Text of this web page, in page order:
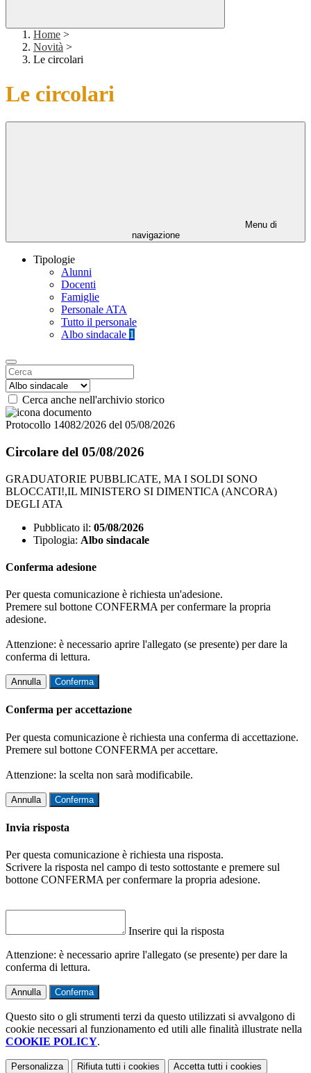
Home >
Novità >
Le circolari
Le circolari
Menu di
navigazione
Tipologie
Alunni
Docenti
Famiglie
Personale ATA
Tutto il personale
Albo sindacale 1
Cerca anche nell'archivio storico
Protocollo 14082/2026 del 05/08/2026
Circolare del 05/08/2026
GRADUATORIE PUBBLICATE, MA I SOLDI SONO
BLOCCATI!,IL MINISTERO SI DIMENTICA (ANCORA)
DEGLI ATA
Pubblicato il: 05/08/2026
Tipologia: Albo sindacale
Conferma adesione
Per questa comunicazione è richiesta un'adesione.
Premere sul bottone CONFERMA per confermare la propria
adesione.
Attenzione: è necessario aprire l'allegato (se presente) per dare la
conferma di lettura.
Annulla Conferma
Conferma per accettazione
Per questa comunicazione è richiesta una conferma di accettazione.
Premere sul bottone CONFERMA per accettare.
Attenzione: la scelta non sarà modificabile.
Annulla Conferma
Invia risposta
Per questa comunicazione è richiesta una risposta.
Scrivere la risposta nel campo di testo sottostante e premere sul
bottone CONFERMA per confermare la propria adesione.
Inserire qui la risposta
Attenzione: è necessario aprire l'allegato (se presente) per dare la
conferma di lettura.
Annulla Conferma
Questo sito o gli strumenti terzi da questo utilizzati si avvalgono di
cookie necessari al funzionamento ed utili alle finalità illustrate nella
COOKIE POLICY.
Personalizza Rifiuta tutti i cookies Accetta tutti i cookies